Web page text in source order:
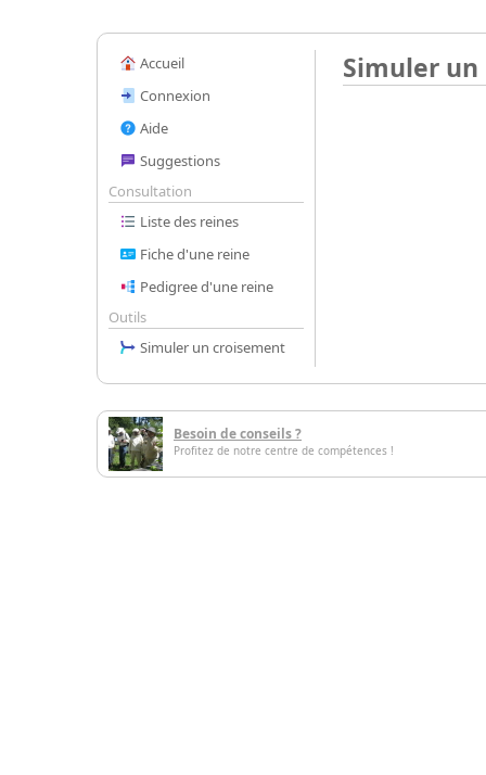
Accueil
Connexion
Aide
Suggestions
Consultation
Liste des reines
Fiche d'une reine
Pedigree d'une reine
Outils
Simuler un croisement
Simuler
Besoin de conseils ?
Profitez de notre centre de compétences !